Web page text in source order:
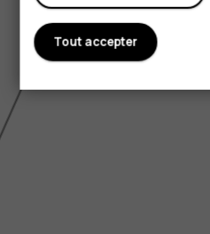
Tout accepter